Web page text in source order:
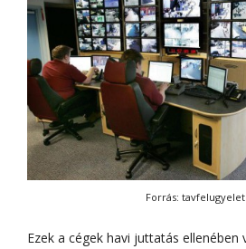
Forrás:
Ezek a cégek havi juttatás ellenében